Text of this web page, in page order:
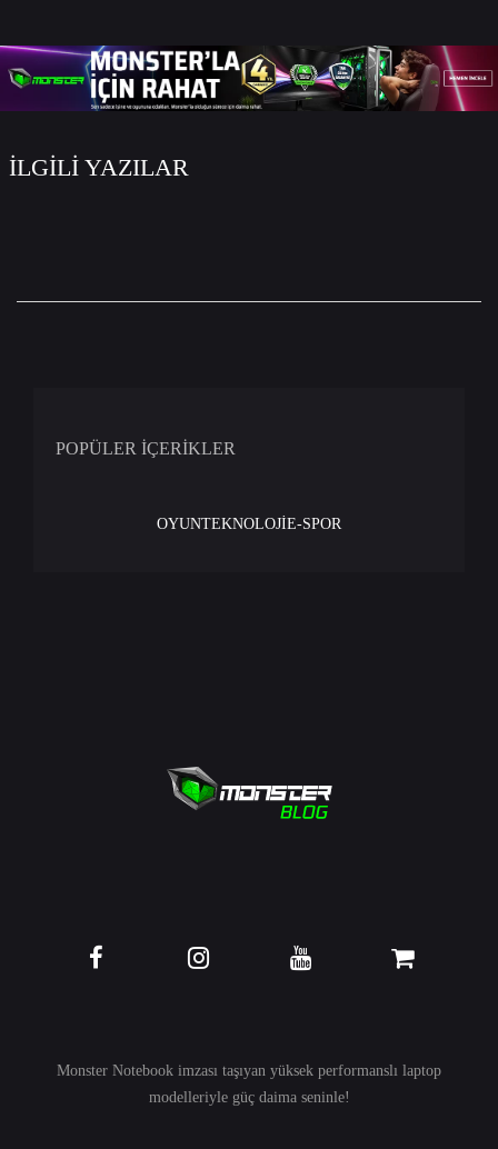
İLGİLİ YAZILAR
POPÜLER İÇERİKLER
OYUNTEKNOLOJİE-SPOR
Monster Notebook imzası taşıyan yüksek performanslı laptop
modelleriyle güç daima seninle!